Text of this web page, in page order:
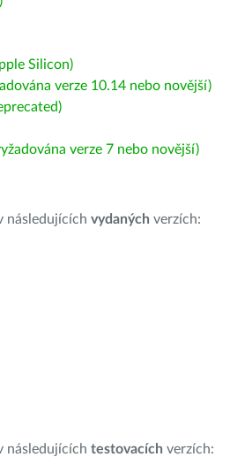
Silicon)
verze 10.14 nebo novější)
verze 7 nebo novější)
následujících vydaných verzích:
následujících testovacích verzích: